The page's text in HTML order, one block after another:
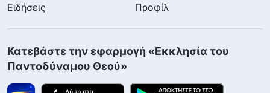
Ειδήσεις
Προφίλ
Κατεβάστε την εφαρμογή «Εκκλησία του
Παντοδύναμου Θεού»